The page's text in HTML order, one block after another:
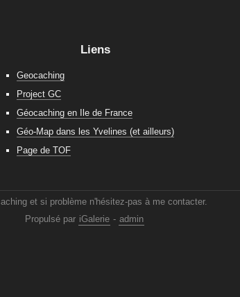
Liens
Geocaching
Project GC
Géocaching en Ile de France
Géo-Map dans les Yvelines (et ailleurs)
Page de TOF
et si problème n'hésitez-pas à me contacter.
Propulsé par iGalerie - admin